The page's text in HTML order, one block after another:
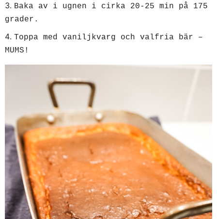
Baka av i ugnen i cirka 20-25 min på 175
grader.
Toppa med vaniljkvarg och valfria bär –
MUMS!